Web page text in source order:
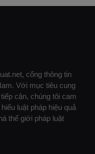
cổng thông tin
Với mục tiêu cung
cận, chúng tôi cam
luật pháp hiệu quả
thế giới pháp luật